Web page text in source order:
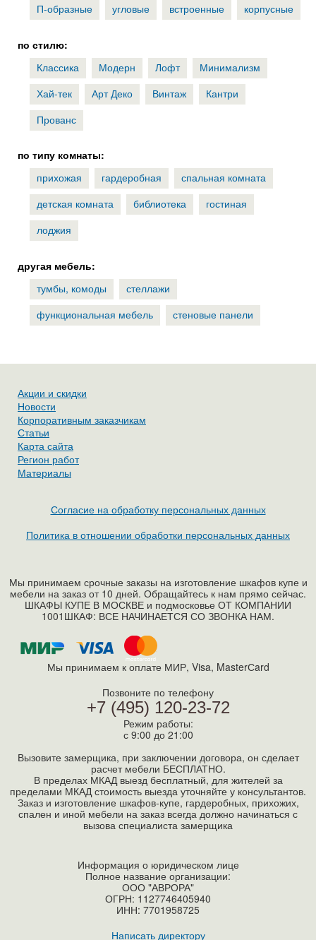
П-образные
угловые встроенные корпусные
по стилю:
Классика
Модерн Лофт
Минимализм
Хай-тек
Арт Деко Винтаж
Кантри
Прованс
по типу комнаты:
прихожая
гардеробная
спальная комната
детская комната
библиотека
гостиная
лоджия
другая мебель:
тумбы, комоды
стеллажи
функциональная мебель
стеновые панели
Акции и скидки
Новости
Корпоративным заказчикам
Статьи
Карта сайта
Регион работ
Материалы
Согласие на обработку персональных данных
Политика в отношении обработки персональных данных
Мы принимаем срочные заказы на изготовление шкафов купе и
мебели на заказ от 10 дней. Обращайтесь к нам прямо сейчас.
ШКАФЫ КУПЕ В МОСКВЕ и подмосковье ОТ КОМПАНИИ
1001ШКАФ: ВСЕ НАЧИНАЕТСЯ СО ЗВОНКА НАМ.
Мы принимаем к оплате МИР, Visa, MasterСard
Позвоните по телефону
+7 (495) 120-23-72
Режим работы:
с 9:00 до 21:00
Вызовите замерщика, при заключении договора, он сделает
расчет мебели БЕСПЛАТНО.
В пределах МКАД выезд бесплатный, для жителей за
пределами МКАД стоимость выезда уточняйте у консультантов.
Заказ и изготовление шкафов-купе, гардеробных, прихожих,
спален и иной мебели на заказ всегда должно начинаться с
вызова специалиста замерщика
Информация о юридическом лице
Полное название организации:
ООО "АВРОРА"
ОГРН: 1127746405940
ИНН: 7701958725
Написать директору